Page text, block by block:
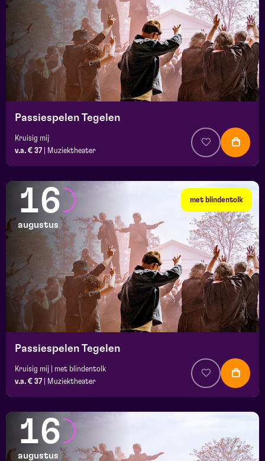
Passiespelen Tegelen
Kruisig mij
v.a. € 37
Muziektheater
met blindentolk
16
augustus
Passiespelen Tegelen
Kruisig mij | met blindentolk
v.a. € 37
Muziektheater
16
augustus